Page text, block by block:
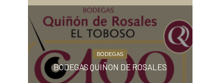
BODEGAS
BODEGAS QUIÑON DE ROSALES